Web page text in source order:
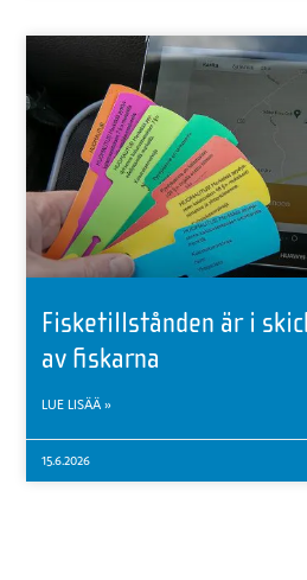
Fisketillstånden är i
av fiskarna
LUE LISÄÄ »
15.6.2026